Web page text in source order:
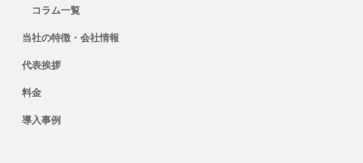
コラム一覧
当社の特徴・会社情報
代表挨拶
料金
導入事例